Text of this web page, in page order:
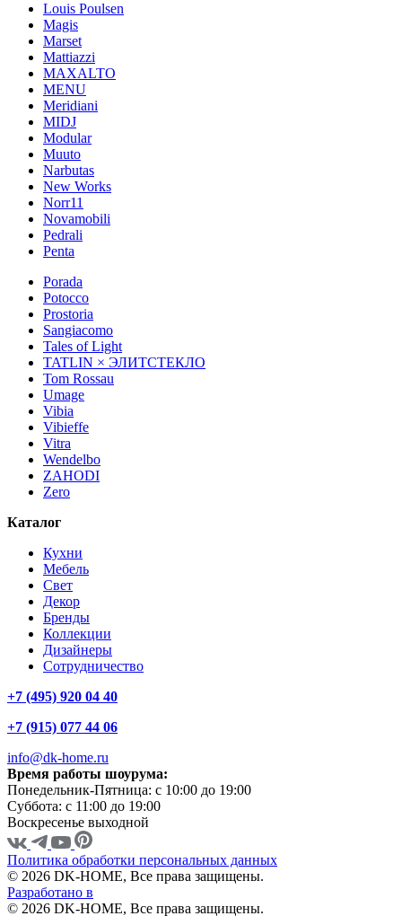
Louis Poulsen
Magis
Marset
Mattiazzi
MAXALTO
MENU
Meridiani
MIDJ
Modular
Muuto
Narbutas
New Works
Norr11
Novamobili
Pedrali
Penta
Porada
Potocco
Prostoria
Sangiacomo
Tales of Light
TATLIN × ЭЛИТСТЕКЛО
Tom Rossau
Umage
Vibia
Vibieffe
Vitra
Wendelbo
ZAHODI
Zero
Каталог
Кухни
Мебель
Свет
Декор
Бренды
Коллекции
Дизайнеры
Сотрудничество
+7 (495) 920 04 40
+7 (915) 077 44 06
info@dk-home.ru
Время работы шоурума:
Понедельник-Пятница: c 10:00 до 19:00
Суббота: c 11:00 до 19:00
Воскресенье выходной
Политика обработки персональных данных
© 2026 DK-HOME, Все права защищены.
Разработано в
© 2026 DK-HOME, Все права защищены.